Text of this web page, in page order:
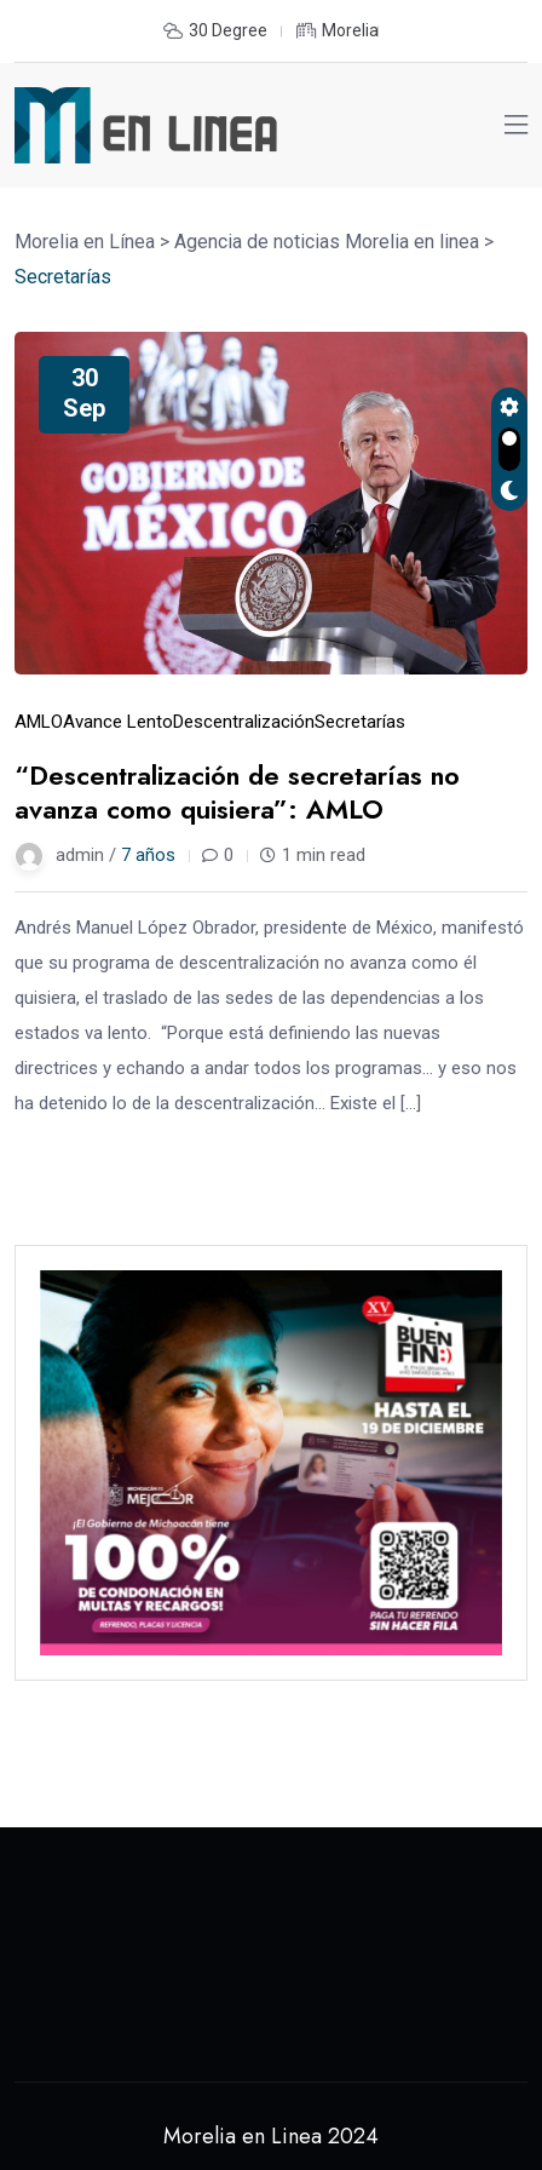
30 Degree Morelia
Morelia en Línea > Agencia de noticias Morelia en linea >
Secretarías
30
Sep
AMLOAvance LentoDescentralizaciónSecretarías
“Descentralización de secretarías no
avanza como quisiera”: AMLO
admin / 7 años 0 1 min read
Andrés Manuel López Obrador, presidente de México, manifestó
que su programa de descentralización no avanza como él
quisiera, el traslado de las sedes de las dependencias a los
estados va lento. “Porque está definiendo las nuevas
directrices y echando a andar todos los programas… y eso nos
ha detenido lo de la descentralización… Existe el […]
Morelia en Linea 2024